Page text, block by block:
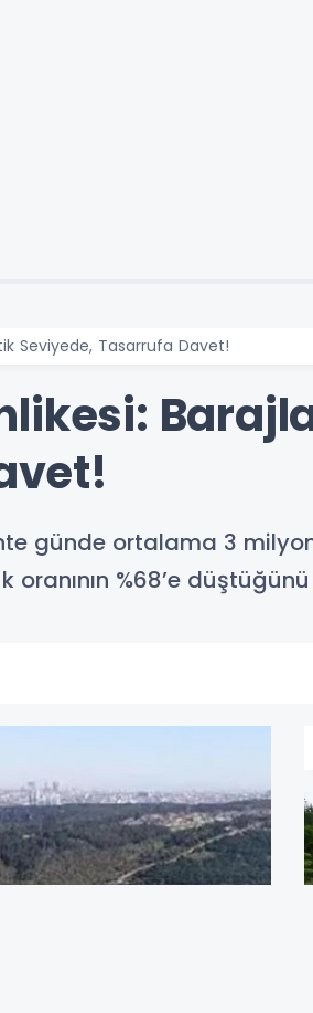
Seviyede, Tasarrufa Davet!
günde ortalama 3
%68’e